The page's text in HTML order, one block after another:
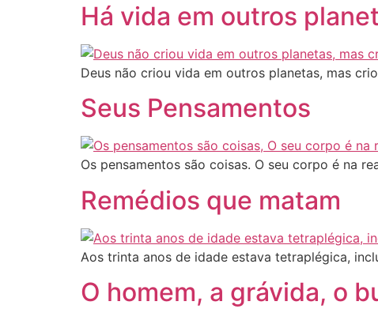
Há vida em outros
Deus não criou vida em outros planetas, mas
Seus Pensamentos
Os pensamentos são coisas. O seu corpo é na
Remédios que matam
Aos trinta anos de idade estava tetraplégica,
O homem, a grávida, o